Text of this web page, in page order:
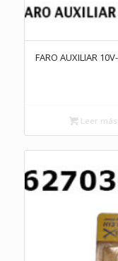
FARO AUXILIAR
Leer más